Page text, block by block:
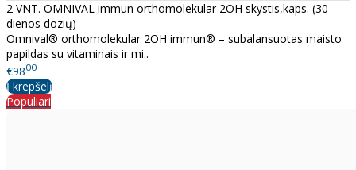
2 VNT. OMNIVAL immun orthomolekular 2OH skystis,kaps. (30
dienos dozių)
Omnival® orthomolekular 2OH immun® – subalansuotas maisto
papildas su vitaminais ir mi..
€9800
Į krepšelį
Populiari